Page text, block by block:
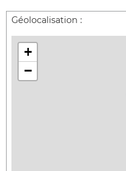
Géolocalisation :
+
−